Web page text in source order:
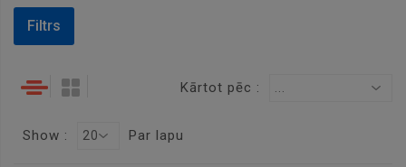
Filtrs
Kārtot pēc : ...
Show : 20 Par lapu